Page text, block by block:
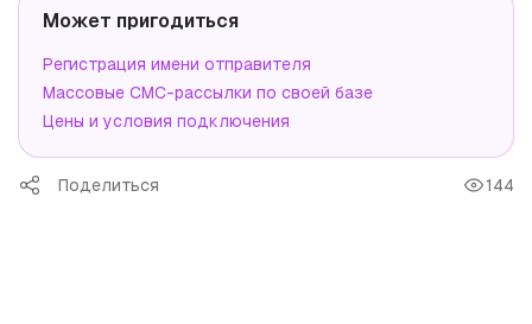
Может пригодиться
Регистрация имени отправителя
Массовые СМС-рассылки по своей базе
Цены и условия подключения
Поделиться 144